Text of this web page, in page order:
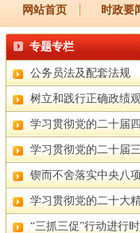
网站首页 时政要
专题专栏
公务员法及配套法规
树立和践行正确政绩
学习贯彻党的二十届
神
学习贯彻党的二十届
神
锲而不舍落实中央八
专题
学习贯彻党的二十大
“三抓三促”行动进行时